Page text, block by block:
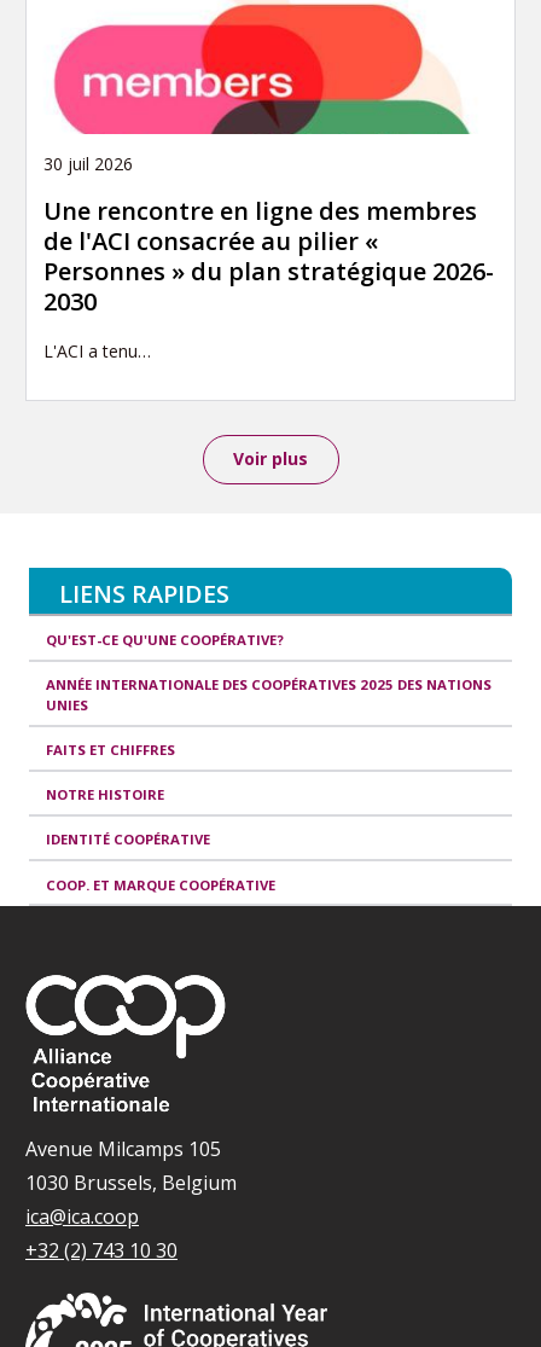
30 juil 2026
Une rencontre en ligne des membres
de l'ACI consacrée au pilier «
Personnes » du plan stratégique 2026-
2030
L'ACI a tenu…
Voir plus
LIENS RAPIDES
QU'EST-CE QU'UNE COOPÉRATIVE?
ANNÉE INTERNATIONALE DES COOPÉRATIVES 2025 DES NATIONS
UNIES
FAITS ET CHIFFRES
NOTRE HISTOIRE
IDENTITÉ COOPÉRATIVE
COOP. ET MARQUE COOPÉRATIVE
Avenue Milcamps 105
1030 Brussels, Belgium
ica@ica.coop
+32 (2) 743 10 30